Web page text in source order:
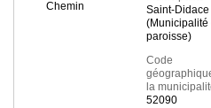
Chemin
Saint-Didace
(Municipalité
paroisse)
Code
la
52090